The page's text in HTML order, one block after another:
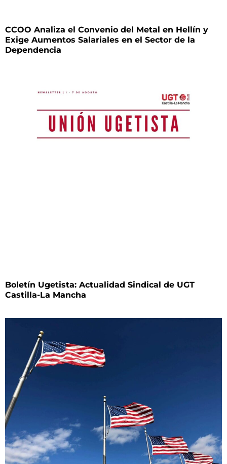
CCOO Analiza el Convenio del Metal en Hellín y
Exige Aumentos Salariales en el Sector de la
Dependencia
Boletín Ugetista: Actualidad Sindical de UGT
Castilla-La Mancha